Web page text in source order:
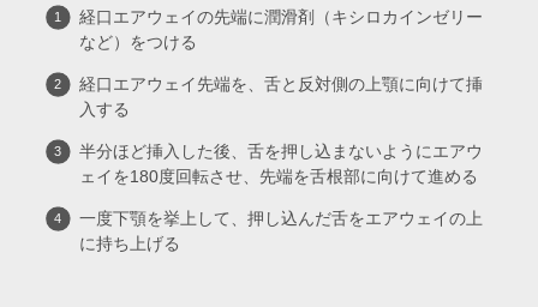
経口エアウェイの先端に潤滑剤（キシロカインゼリー
など）をつける
経口エアウェイ先端を、舌と反対側の上顎に向けて挿
入する
半分ほど挿入した後、舌を押し込まないようにエアウ
ェイを180度回転させ、先端を舌根部に向けて進める
一度下顎を挙上して、押し込んだ舌をエアウェイの上
に持ち上げる